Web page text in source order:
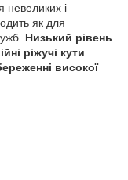
невеликих і
як для
Низький рівень
ріжучі кути
високої